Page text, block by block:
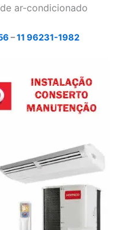
ar-condicionado
–11 96231-1982